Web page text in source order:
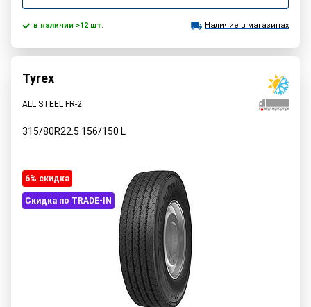
в наличии >12 шт. Наличие в магазинах
Tyrex
ALL STEEL FR-2
315/80R22.5 156/150 L
6% cкидка
Скидка по TRADE-IN